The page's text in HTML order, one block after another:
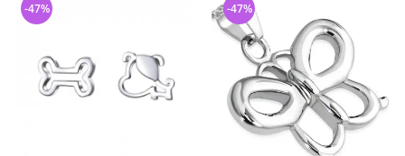
-47% -47%